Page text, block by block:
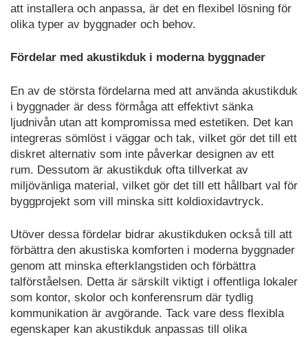
att installera och anpassa, är det en flexibel lösning för
olika typer av byggnader och behov.
Fördelar med akustikduk i moderna byggnader
En av de största fördelarna med att använda akustikduk
i byggnader är dess förmåga att effektivt sänka
ljudnivån utan att kompromissa med estetiken. Det kan
integreras sömlöst i väggar och tak, vilket gör det till ett
diskret alternativ som inte påverkar designen av ett
rum. Dessutom är akustikduk ofta tillverkat av
miljövänliga material, vilket gör det till ett hållbart val för
byggprojekt som vill minska sitt koldioxidavtryck.
Utöver dessa fördelar bidrar akustikduken också till att
förbättra den akustiska komforten i moderna byggnader
genom att minska efterklangstiden och förbättra
talförståelsen. Detta är särskilt viktigt i offentliga lokaler
som kontor, skolor och konferensrum där tydlig
kommunikation är avgörande. Tack vare dess flexibla
egenskaper kan akustikduk anpassas till olika